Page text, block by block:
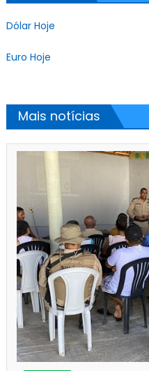
Dólar Hoje
Euro Hoje
Mais notícias